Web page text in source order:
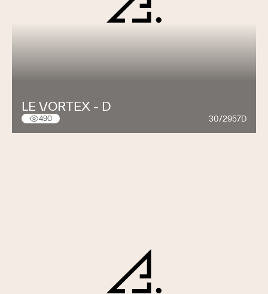
LE VORTEX - D
490 30/2957D